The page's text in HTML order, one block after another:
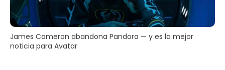
James Cameron abandona Pandora — y es la mejor
noticia para Avatar